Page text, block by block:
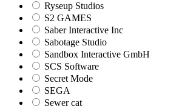
Ryseup Studios
S2 GAMES
Saber Interactive Inc
Sabotage Studio
Sandbox Interactive GmbH
SCS Software
Secret Mode
SEGA
Sewer cat